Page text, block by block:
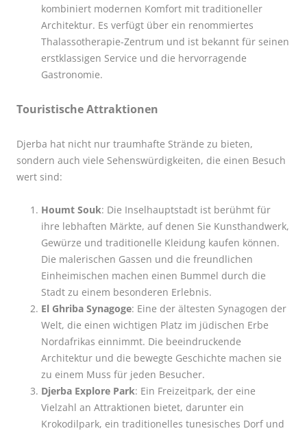
kombiniert modernen Komfort mit traditioneller
Architektur. Es verfügt über ein renommiertes
Thalassotherapie-Zentrum und ist bekannt für seinen
erstklassigen Service und die hervorragende
Gastronomie.
Touristische Attraktionen
Djerba hat nicht nur traumhafte Strände zu bieten,
sondern auch viele Sehenswürdigkeiten, die einen Besuch
wert sind:
Houmt Souk: Die Inselhauptstadt ist berühmt für
ihre lebhaften Märkte, auf denen Sie Kunsthandwerk,
Gewürze und traditionelle Kleidung kaufen können.
Die malerischen Gassen und die freundlichen
Einheimischen machen einen Bummel durch die
Stadt zu einem besonderen Erlebnis.
El Ghriba Synagoge: Eine der ältesten Synagogen der
Welt, die einen wichtigen Platz im jüdischen Erbe
Nordafrikas einnimmt. Die beeindruckende
Architektur und die bewegte Geschichte machen sie
zu einem Muss für jeden Besucher.
Djerba Explore Park: Ein Freizeitpark, der eine
Vielzahl an Attraktionen bietet, darunter ein
Krokodilpark, ein traditionelles tunesisches Dorf und